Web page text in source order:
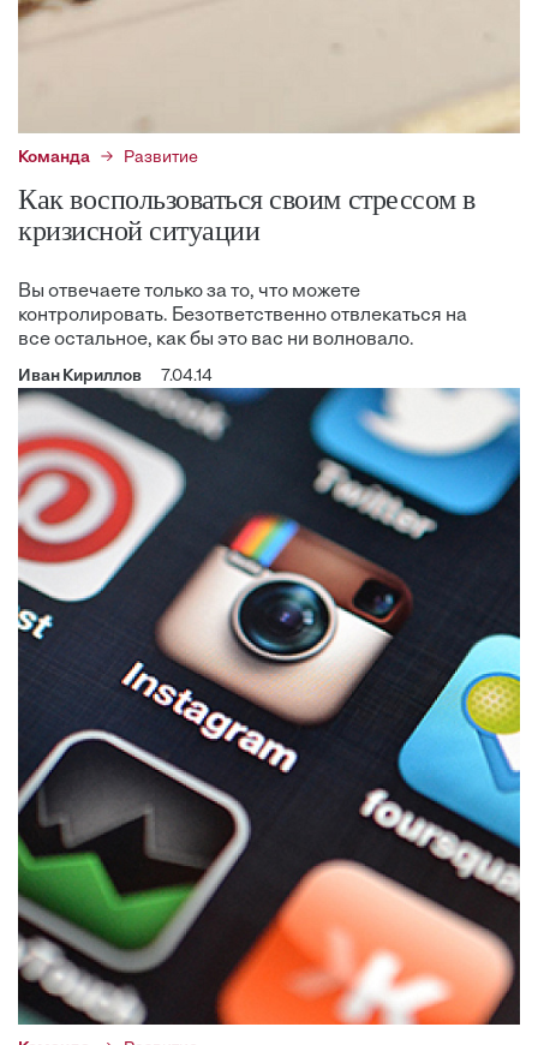
Команда Развитие
Как воспользоваться своим стрессом в
кризисной ситуации
Вы отвечаете только за то, что можете
контролировать. Безответственно отвлекаться на
все остальное, как бы это вас ни волновало.
Иван Кириллов 7.04.14